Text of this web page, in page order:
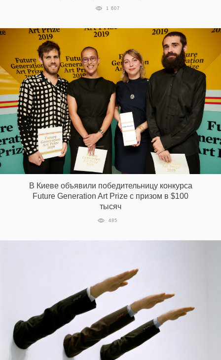
1 607
В Киеве объявили победительницу конкурса
Future Generation Art Prize с призом в $100
тысяч
485